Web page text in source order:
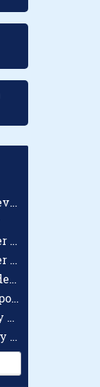
Redman Europe Sales Developer (Europe)
Dura Vermeer Uitvoerder GWW Amsterdam
Dura Vermeer Uitvoerder Civiel Nijmegen
Duifhuizen Verkoopmedewerker Ridderkerk
EK Retail Customer Support Omnichannel
Hubo Assistent Category Manager
Checkpoint Systems Key Accountmanager Benelux